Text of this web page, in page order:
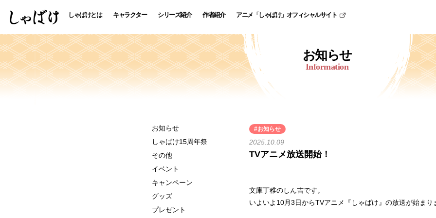
しゃばけとは キャラクター シリーズ紹介 作者紹介 アニメ「しゃばけ」オフィシャルサイト
お知らせ
Information
お知らせ
しゃばけ15周年祭
その他
イベント
キャンペーン
グッズ
プレゼント
#お知らせ
2025.10.09
TVアニメ放送開始！
文庫丁稚のしん吉です。
いよいよ10月3日からTVアニメ『しゃばけ』の放送が始まり